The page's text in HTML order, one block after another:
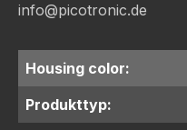
info@picotronic.de
Housing color:
Produkttyp: